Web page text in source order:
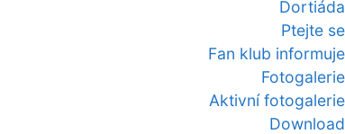
Dortiáda
Ptejte se
Fan klub informuje
Fotogalerie
Aktivní fotogalerie
Download